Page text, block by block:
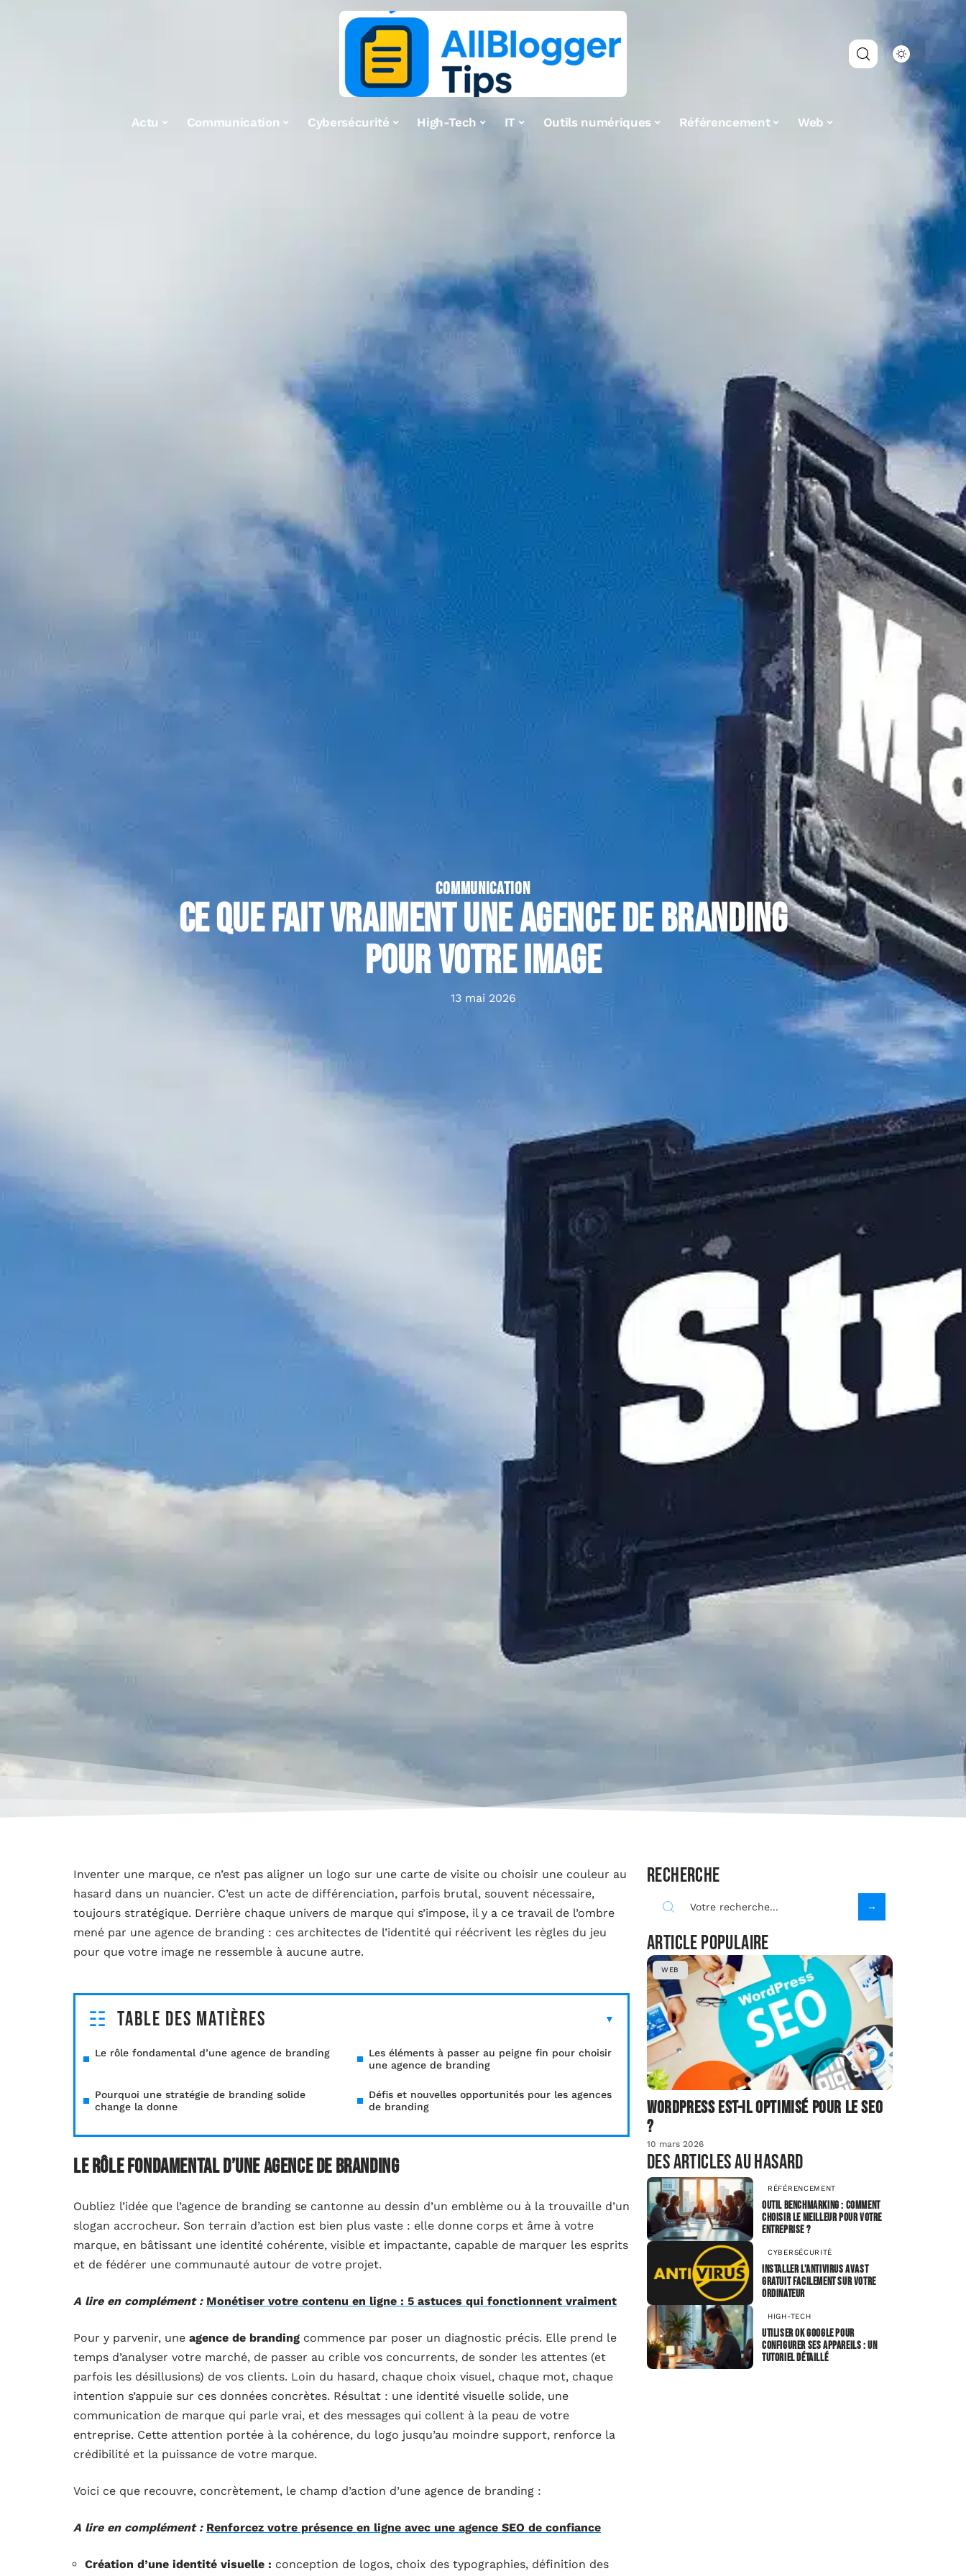
Actu Communication Cybersécurité High-Tech IT Outils numériques Référencement Web
COMMUNICATION
ce que fait vraiment une agence de branding
pour votre image
13 mai 2026
Inventer une marque, ce n’est pas aligner un logo sur une carte de visite ou choisir une couleur au
hasard dans un nuancier. C’est un acte de différenciation, parfois brutal, souvent nécessaire,
toujours stratégique. Derrière chaque univers de marque qui s’impose, il y a ce travail de l’ombre
mené par une agence de branding : ces architectes de l’identité qui réécrivent les règles du jeu
pour que votre image ne ressemble à aucune autre.
Table des matières
Le rôle fondamental d’une agence de branding
Les éléments à passer au peigne fin pour choisir
une agence de branding
Pourquoi une stratégie de branding solide
change la donne
Défis et nouvelles opportunités pour les agences
de branding
Le rôle fondamental d’une agence de branding
Oubliez l’idée que l’agence de branding se cantonne au dessin d’un emblème ou à la trouvaille d’un
slogan accrocheur. Son terrain d’action est bien plus vaste : elle donne corps et âme à votre
marque, en bâtissant une identité cohérente, visible et impactante, capable de marquer les esprits
et de fédérer une communauté autour de votre projet.
A lire en complément : Monétiser votre contenu en ligne : 5 astuces qui fonctionnent vraiment
Pour y parvenir, une agence de branding commence par poser un diagnostic précis. Elle prend le
temps d’analyser votre marché, de passer au crible vos concurrents, de sonder les attentes (et
parfois les désillusions) de vos clients. Loin du hasard, chaque choix visuel, chaque mot, chaque
intention s’appuie sur ces données concrètes. Résultat : une identité visuelle solide, une
communication de marque qui parle vrai, et des messages qui collent à la peau de votre
entreprise. Cette attention portée à la cohérence, du logo jusqu’au moindre support, renforce la
crédibilité et la puissance de votre marque.
Voici ce que recouvre, concrètement, le champ d’action d’une agence de branding :
A lire en complément : Renforcez votre présence en ligne avec une agence SEO de confiance
Création d’une identité visuelle : conception de logos, choix des typographies, définition des
Recherche
Article populaire
WEB
Wordpress est-il optimisé pour le SEO
?
10 mars 2026
Des articles au hasard
RÉFÉRENCEMENT
Outil benchmarking : comment
choisir le meilleur pour votre
entreprise ?
CYBERSÉCURITÉ
Installer l’antivirus avast
gratuit facilement sur votre
ordinateur
HIGH-TECH
Utiliser OK Google pour
configurer ses appareils : un
tutoriel détaillé